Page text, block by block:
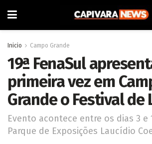
Inicio Campo Grande
19ª FenaSul
primeira vez em
Grande o Festival de
Evento acontece entre os dias 3 e
Parque de Exposições Laucídio